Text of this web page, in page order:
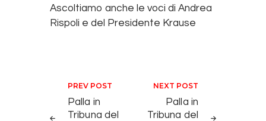
Ascoltiamo anche le voci di Andrea
Rispoli e del Presidente Krause
Navigazione articoli
PREV POST
Palla in
Tribuna del
NEXT POST
Palla in
Tribuna del